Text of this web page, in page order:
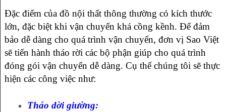
Đặc điểm của đồ nội thất thông thường có kích thước
lớn, đặc biệt khi vận chuyển khá cồng kềnh. Để đảm
bảo dễ dàng cho quá trình vận chuyển, đơn vị Sao Việt
sẽ tiến hành tháo rời các bộ phận giúp cho quá trình
đóng gói vận chuyển dễ dàng. Cụ thể chúng tôi sẽ thực
hiện các công việc như:
Tháo dời giường: